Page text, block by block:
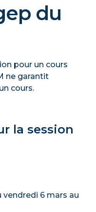
du
pour un cours
ne garantit
cours.
la session
vendredi 6 mars au